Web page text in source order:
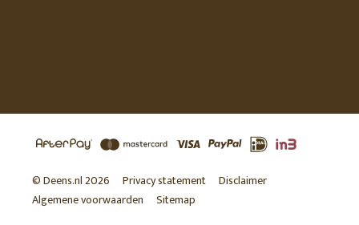
© Deens.nl 2026 Privacy statement
Disclaimer
Algemene voorwaarden
Sitemap